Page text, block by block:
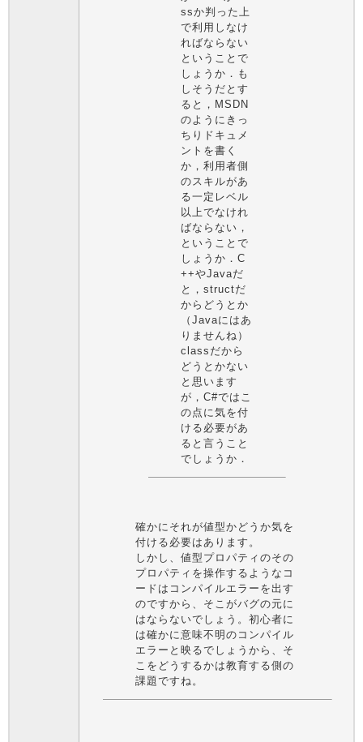
ssか判った上
で利用しなけ
ればならない
ということで
しょうか．も
しそうだとす
ると，MSDN
のようにきっ
ちりドキュメ
ントを書く
か，利用者側
のスキルがあ
る一定レベル
以上でなけれ
ばならない，
ということで
しょうか．C
++やJavaだ
と，structだ
からどうとか
（Javaにはあ
りませんね）
classだから
どうとかない
と思います
が，C#ではこ
の点に気を付
ける必要があ
ると言うこと
でしょうか．
確かにそれが値型かどうか気を
付ける必要はあります。
しかし、値型プロパティのその
プロパティを操作するようなコ
ードはコンパイルエラーを出す
のですから、そこがバグの元に
はならないでしょう。初心者に
は確かに意味不明のコンパイル
エラーと映るでしょうから、そ
こをどうするかは教育する側の
課題ですね。